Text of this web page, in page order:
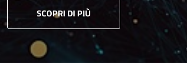
SCOPRI DI PIÙ